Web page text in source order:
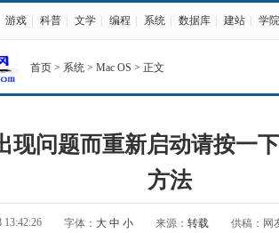
游戏 科普 文学 编程 系统 数据库 建站 学院
首页 > 系统 > Mac OS > 正文
现问题而重新启动请按一
方法
13:42:26 字体： 大 中 小 来源： 转载 供稿：网